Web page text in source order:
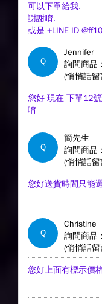
可以下單給我.
謝謝唷.
或是 +LINE ID
Q
Jennifer
詢問商品 :
(悄悄話留
您好 現在 下單12
唷
Q
簡先生
詢問商品 :
(悄悄話留
您好送貨時間只能
Q
Christine
詢問商品 :
(悄悄話留
您好上面有標示價